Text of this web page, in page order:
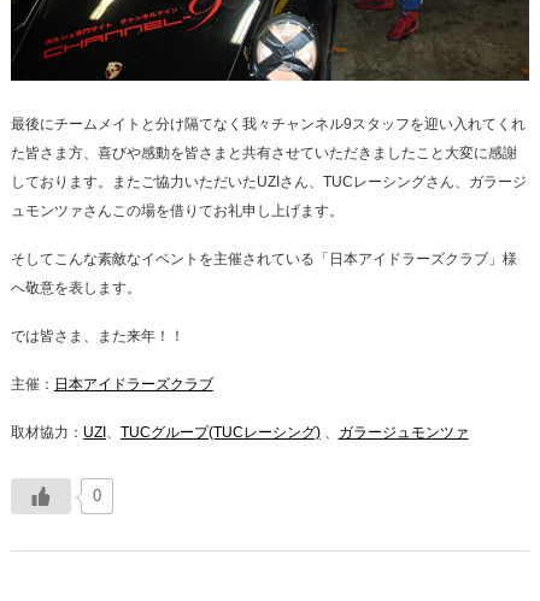
最後にチームメイトと分け隔てなく我々チャンネル9スタッフを迎い入れてくれ
た皆さま方、喜びや感動を皆さまと共有させていただきましたこと大変に感謝
しております。またご協力いただいたUZIさん、TUCレーシングさん、ガラージ
ュモンツァさんこの場を借りてお礼申し上げます。
そしてこんな素敵なイベントを主催されている「日本アイドラーズクラブ」様
へ敬意を表します。
では皆さま、また来年！！
主催： 日本アイドラーズクラブ
取材協力： UZI、 TUCグループ(TUCレーシング)、 ガラージュモンツァ
0